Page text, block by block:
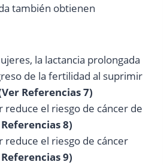
también obtienen
la lactancia prolongada
de la fertilidad al suprimir
Referencias 7)
reduce el riesgo de cáncer de
8)
reduce el riesgo de cáncer
9)